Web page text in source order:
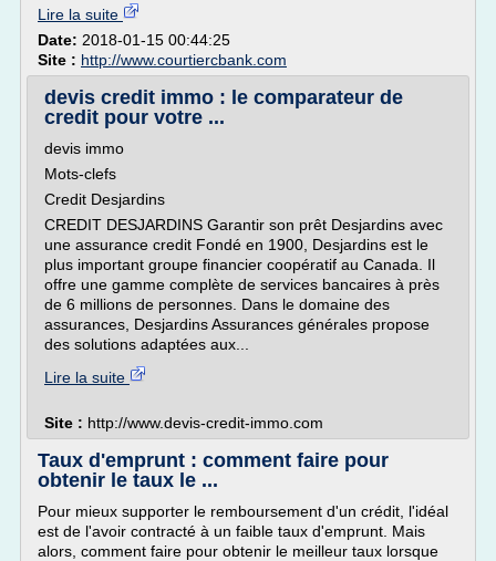
Lire la suite
Date: 2018-01-15 00:44:25
Site : http://www.courtiercbank.com
devis credit immo : le comparateur de
credit pour votre ...
devis immo
Mots-clefs
Credit Desjardins
CREDIT DESJARDINS Garantir son prêt Desjardins avec
une assurance credit Fondé en 1900, Desjardins est le
plus important groupe financier coopératif au Canada. Il
offre une gamme complète de services bancaires à près
de 6 millions de personnes. Dans le domaine des
assurances, Desjardins Assurances générales propose
des solutions adaptées aux...
Lire la suite
Site : http://www.devis-credit-immo.com
Taux d'emprunt : comment faire pour
obtenir le taux le ...
Pour mieux supporter le remboursement d'un crédit, l'idéal
est de l'avoir contracté à un faible taux d'emprunt. Mais
alors, comment faire pour obtenir le meilleur taux lorsque